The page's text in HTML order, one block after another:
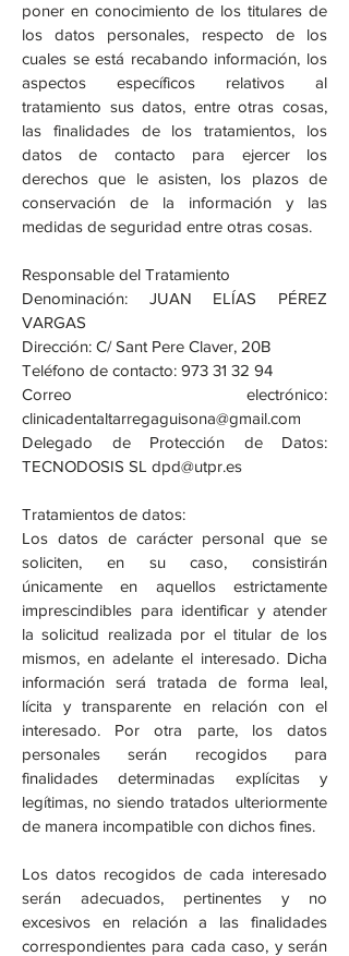
poner en conocimiento de los titulares de
los datos personales, respecto de los
cuales se está recabando información, los
aspectos específicos relativos al
tratamiento sus datos, entre otras cosas,
las finalidades de los tratamientos, los
datos de contacto para ejercer los
derechos que le asisten, los plazos de
conservación de la información y las
medidas de seguridad entre otras cosas.
Responsable del Tratamiento
Denominación: JUAN ELÍAS PÉREZ
VARGAS
Dirección: C/ Sant Pere Claver, 20B
Teléfono de contacto: 973 31 32 94
Correo electrónico:
clinicadentaltarregaguisona@gmail.com
Delegado de Protección de Datos:
TECNODOSIS SL dpd@utpr.es
Tratamientos de datos:
Los datos de carácter personal que se
soliciten, en su caso, consistirán
únicamente en aquellos estrictamente
imprescindibles para identificar y atender
la solicitud realizada por el titular de los
mismos, en adelante el interesado. Dicha
información será tratada de forma leal,
lícita y transparente en relación con el
interesado. Por otra parte, los datos
personales serán recogidos para
finalidades determinadas explícitas y
legítimas, no siendo tratados ulteriormente
de manera incompatible con dichos fines.
Los datos recogidos de cada interesado
serán adecuados, pertinentes y no
excesivos en relación a las finalidades
correspondientes para cada caso, y serán